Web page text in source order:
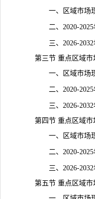
一、区域市场现
二、2020-2025年
三、2026-2032年
第三节 重点区域市
一、区域市场现
二、2020-2025年
三、2026-2032年
第四节 重点区域市
一、区域市场现
二、2020-2025年
三、2026-2032年
第五节 重点区域市